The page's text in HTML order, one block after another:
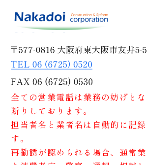
全ての営業電話は業務の妨げと
断りしております。
担当者名と業者名は自動的に記
す。
再勧誘が認められる場合、通常